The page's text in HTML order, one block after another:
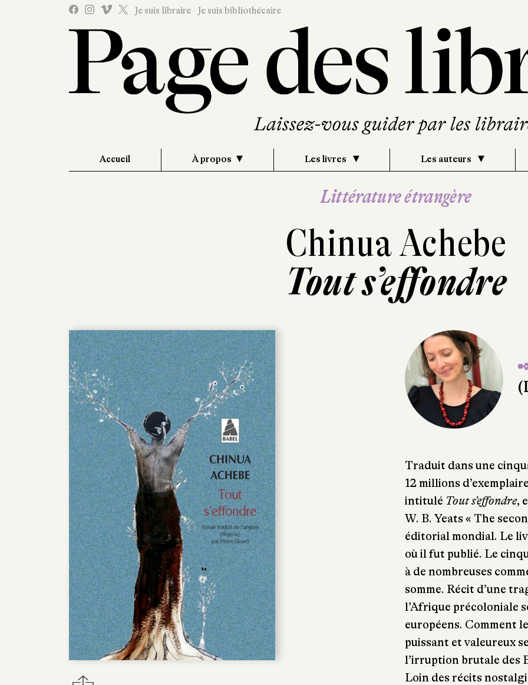
Je suis libraire Je suis bibliothécaire
Accueil À propos Les livres Les auteurs
Littérature étrangère
Chinua Achebe
Tout s’effondre
Traduit dans une
12 millions
intitulé Tout s’effondre,
W. B. Yeats « The
éditorial mondial. Le
où il fut publié. Le
à de nombreuses
somme. Récit d’une
l’Afrique précoloniale
européens. Comment
puissant et valeureux
l’irruption brutale des
Loin des récits